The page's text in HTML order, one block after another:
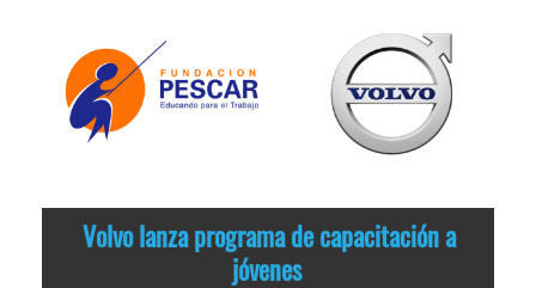
Volvo lanza programa de capacitación a
jóvenes